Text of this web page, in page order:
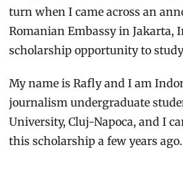
turn when I came across an
Romanian Embassy in Jakarta,
scholarship opportunity to
My name is Rafly and I am
journalism undergraduate
University, Cluj-Napoca, and I
this scholarship a few years ago.